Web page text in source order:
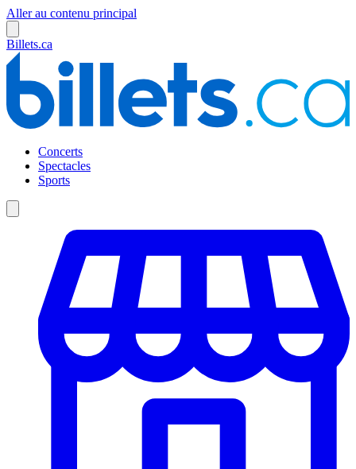
Aller au contenu principal
Billets.ca
Concerts
Spectacles
Sports